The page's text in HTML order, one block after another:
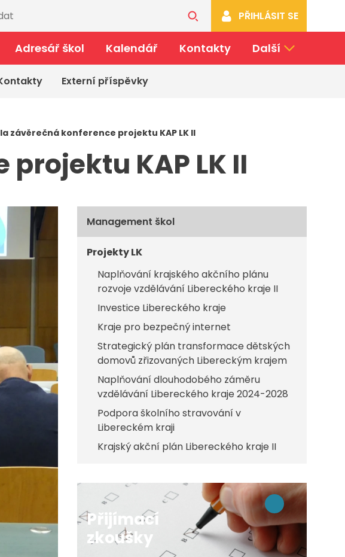
PŘIHLÁSIT SE
Adresář škol Kalendář Kontakty Další
Externí příspěvky
závěrečná konference projektu KAP LK II
KAP LK II
Management škol
Projekty LK
Naplňování krajského akčního plánu
rozvoje vzdělávání Libereckého kraje II
Investice Libereckého kraje
Kraje pro bezpečný internet
Strategický plán transformace dětských
domovů zřizovaných Libereckým krajem
Naplňování dlouhodobého záměru
vzdělávání Libereckého kraje 2024-2028
Podpora školního stravování v
Libereckém kraji
Krajský akční plán Libereckého kraje II
Přijímací
zkoušky